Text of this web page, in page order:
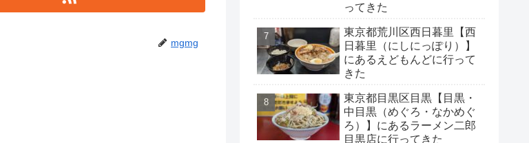
mgmg
ってきた
東京都荒川区西日暮里【西
日暮里（にしにっぽり）】
にあるえどもんどに行って
きた
東京都目黒区目黒【目黒・
中目黒（めぐろ・なかめぐ
ろ）】にあるラーメン二郎
目黒店に行ってきた